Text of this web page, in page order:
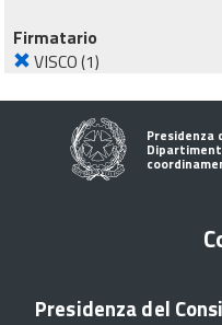
Firmatario
VISCO(1)
Presidenza
Presidenza del